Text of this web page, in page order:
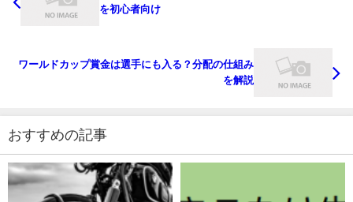
を初心者向け
ワールドカップ賞金は選手にも入る？分配の仕組み
を解説
おすすめの記事